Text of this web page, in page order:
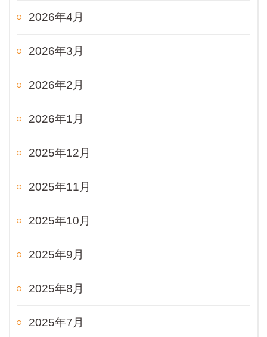
2026年4月
2026年3月
2026年2月
2026年1月
2025年12月
2025年11月
2025年10月
2025年9月
2025年8月
2025年7月